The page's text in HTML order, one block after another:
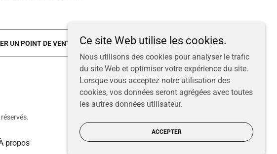
UN POINT DE VENTE
propos
Ce site Web utilise les cookies.
Nous utilisons des cookies pour analyser le trafic
du site Web et optimiser votre expérience du site.
Lorsque vous acceptez notre utilisation des
cookies, vos données seront agrégées avec toutes
les autres données utilisateur.
ACCEPTER